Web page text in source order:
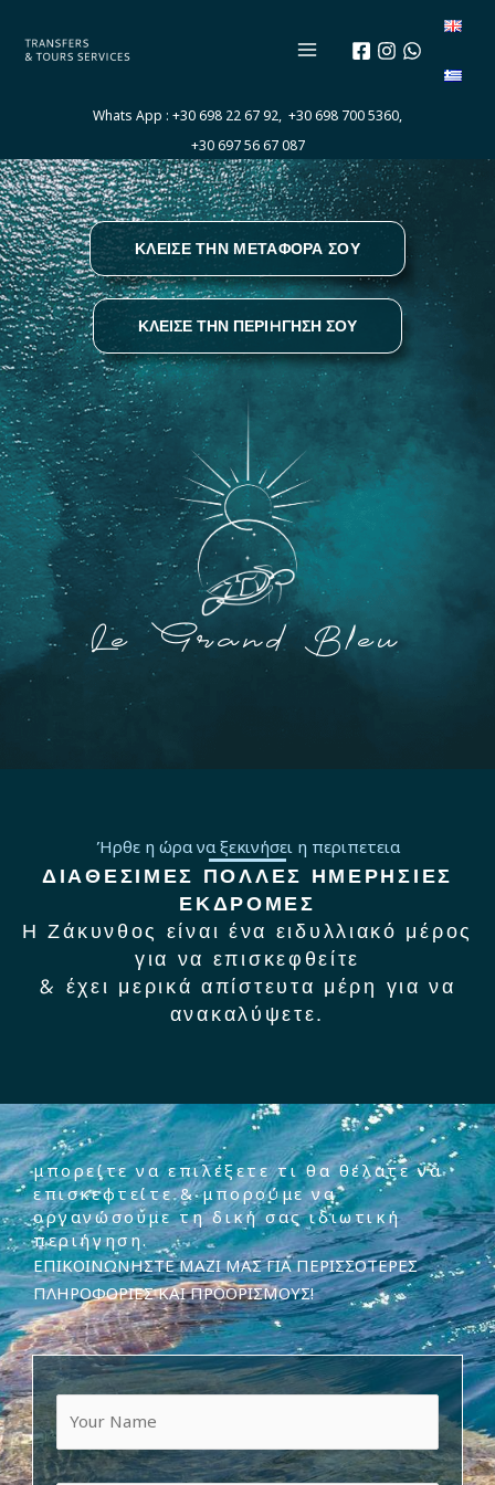
στο
Whats App : +30 698 22 67 92, +30 698 700 5360,
+30 697 56 67 087
ΚΛΕΙΣΕ ΤΗΝ ΜΕΤΑΦΟΡΑ ΣΟΥ
ΚΛΕΙΣΕ ΤΗΝ ΠΕΡΙHΓΗΣΗ ΣΟΥ
Le Grand Bleu
Ήρθε η ώρα να ξεκινήσει η περιπετεια
ΔΙΑΘΕΣΙΜΕΣ ΠΟΛΛΕΣ ΗΜΕΡΗΣΙΕΣ
ΕΚΔΡΟΜΕΣ
Η Ζάκυνθος είναι ένα ειδυλλιακό μέρος
για να επισκεφθείτε
& έχει μερικά απίστευτα μέρη για να
ανακαλύψετε.
μπορείτε να επιλέξετε τι θα θέλατε να
επισκεφτείτε & μπορούμε να
οργανώσουμε τη δική σας ιδιωτική
περιήγηση.
ΕΠΙΚΟΙΝΩΝΗΣΤΕ ΜΑΖΙ ΜΑΣ ΓΙΑ ΠΕΡΙΣΣΟΤΕΡΕΣ
ΠΛΗΡΟΦΟΡΙΕΣ ΚΑΙ ΠΡΟΟΡΙΣΜΟΥΣ!
N
a
m